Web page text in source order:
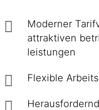
Moderner
attraktiven
leistungen
Flexible